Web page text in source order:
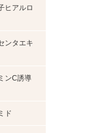
ヒアルロ
ンタエキ
ンC誘導
ド